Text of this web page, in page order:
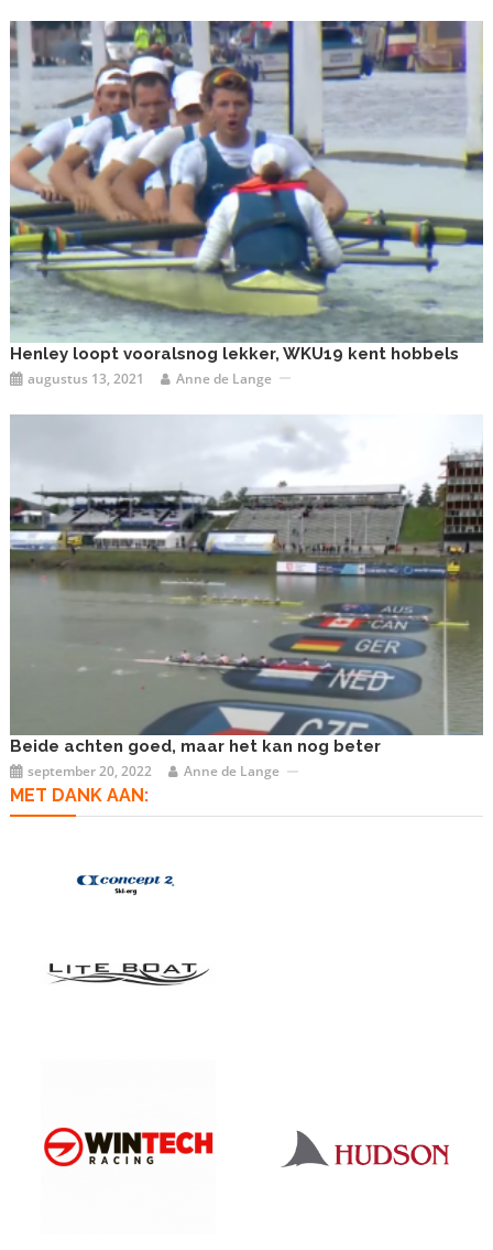
Henley loopt vooralsnog lekker, WKU19 kent hobbels
augustus 13, 2021 Anne de Lange
Beide achten goed, maar het kan nog beter
september 20, 2022 Anne de Lange
MET DANK AAN: